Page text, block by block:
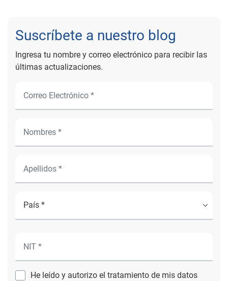
Suscríbete a nuestro blog
Ingresa tu nombre y correo electrónico para recibir las
últimas actualizaciones.
He leído y autorizo el tratamiento de mis datos